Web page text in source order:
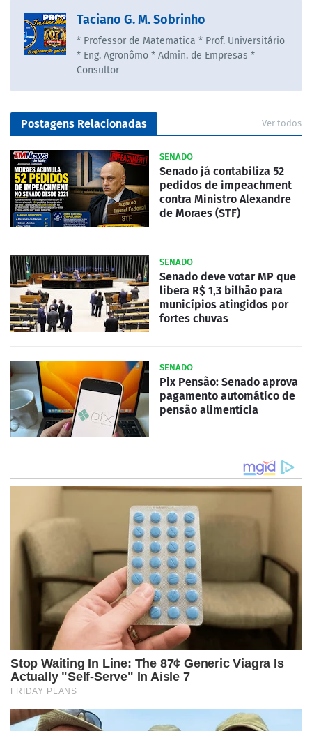
Taciano G. M. Sobrinho
* Professor de Matematica * Prof. Universitário
* Eng. Agronômo * Admin. de Empresas *
Consultor
Postagens Relacionadas Ver todos
SENADO
Senado já contabiliza 52
pedidos de impeachment
contra Ministro Alexandre
de Moraes (STF)
SENADO
Senado deve votar MP que
libera R$ 1,3 bilhão para
municípios atingidos por
fortes chuvas
SENADO
Pix Pensão: Senado aprova
pagamento automático de
pensão alimentícia